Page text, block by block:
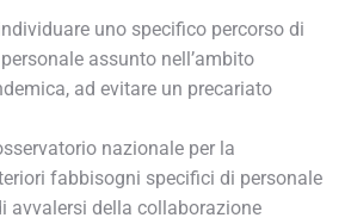
uno specifico percorso di
assunto nell’ambito
ad evitare un precariato
nazionale per la
fabbisogni specifici di personale
avvalersi della collaborazione